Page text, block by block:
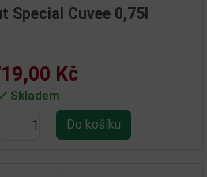
Special Cuvee 0,75l
Kč
Skladem